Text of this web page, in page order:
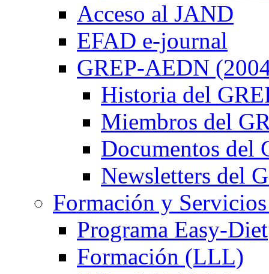
Acceso al JAND
EFAD e-journal
GREP-AEDN
Historia del
Miembros del
Documentos del
Newsletters del
Formación y
Programa Easy-Diet
Formación (LLL)